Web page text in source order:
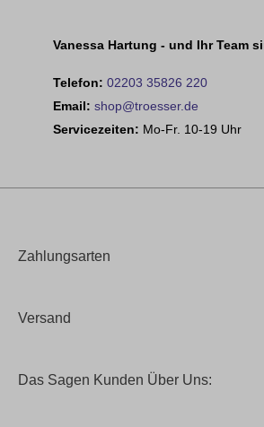
Vanessa Hartung - und Ihr Team
Telefon: 02203 35826 220
Email: shop@troesser.de
Servicezeiten: Mo-Fr. 10-19 Uhr
Zahlungsarten
Versand
Das Sagen Kunden Über Uns: